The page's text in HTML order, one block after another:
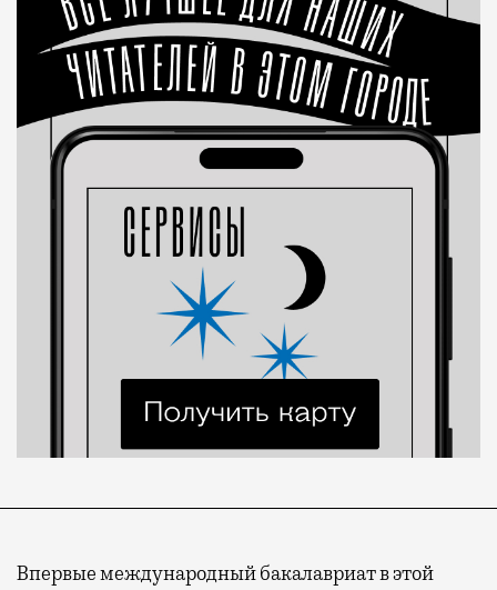
Впервые международный бакалавриат в этой